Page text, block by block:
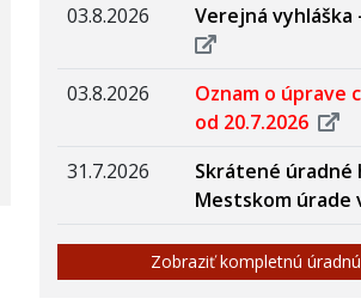
03.8.2026
Verejná vyhláška
03.8.2026
Oznam o úprave
od 20.7.2026
31.7.2026
Skrátené úradné
Mestskom úrade
Zobraziť kompletnú